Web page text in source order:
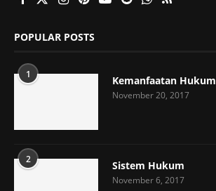
POPULAR POSTS
1 Kemanfaatan Hukum
November 20, 2017
2 Sistem Hukum
November 6, 2017